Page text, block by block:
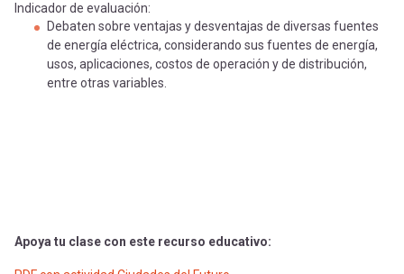
Indicador de evaluación:
Debaten sobre ventajas y desventajas de diversas fuentes
de energía eléctrica, considerando sus fuentes de energía,
usos, aplicaciones, costos de operación y de distribución,
entre otras variables.
Apoya tu clase con este recurso educativo: